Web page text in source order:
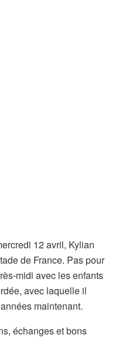
12 avril, Kylian
de France. Pas pour
midi avec les enfants
avec laquelle il
maintenant.
échanges et bons